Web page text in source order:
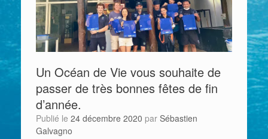
Un Océan de Vie vous souhaite de
passer de très bonnes fêtes de fin
d’année.
Publié le 24 décembre 2020 par Sébastien
Galvagno